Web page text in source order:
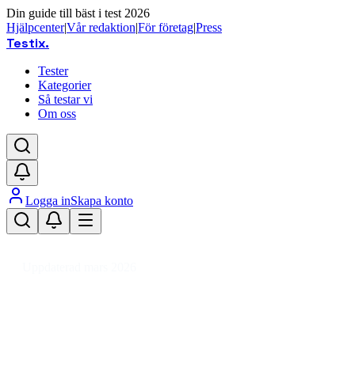
Din guide till bäst i test 2026
Hjälpcenter|Vår redaktion|För företag|Press
Testix.
Tester
Kategorier
Så testar vi
Om oss
Logga inSkapa konto